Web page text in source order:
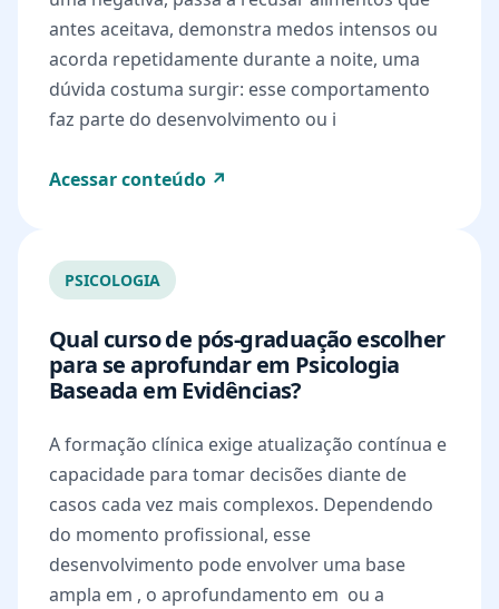
antes aceitava, demonstra medos intensos ou
acorda repetidamente durante a noite, uma
dúvida costuma surgir: esse comportamento
faz parte do desenvolvimento ou i
Acessar conteúdo ↗
PSICOLOGIA
Qual curso de pós-graduação escolher
para se aprofundar em Psicologia
Baseada em Evidências?
A formação clínica exige atualização contínua e
capacidade para tomar decisões diante de
casos cada vez mais complexos. Dependendo
do momento profissional, esse
desenvolvimento pode envolver uma base
ampla em , o aprofundamento em ou a